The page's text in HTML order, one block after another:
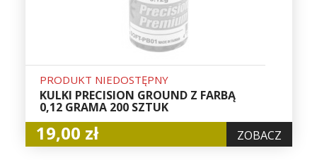
PRODUKT NIEDOSTĘPNY
KULKI PRECISION GROUND Z FARBĄ
0,12 GRAMA 200 SZTUK
19,00 zł ZOBACZ